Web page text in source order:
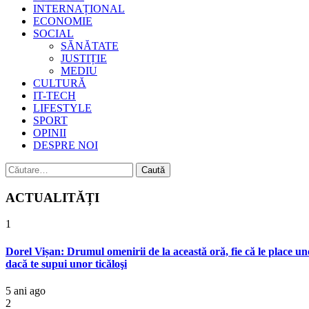
INTERNAȚIONAL
ECONOMIE
SOCIAL
SĂNĂTATE
JUSTIȚIE
MEDIU
CULTURĂ
IT-TECH
LIFESTYLE
SPORT
OPINII
DESPRE NOI
Caută
după:
ACTUALITĂȚI
1
Dorel Vișan: Drumul omenirii de la această oră, fie că le place
dacă te supui unor ticăloşi
5 ani ago
2